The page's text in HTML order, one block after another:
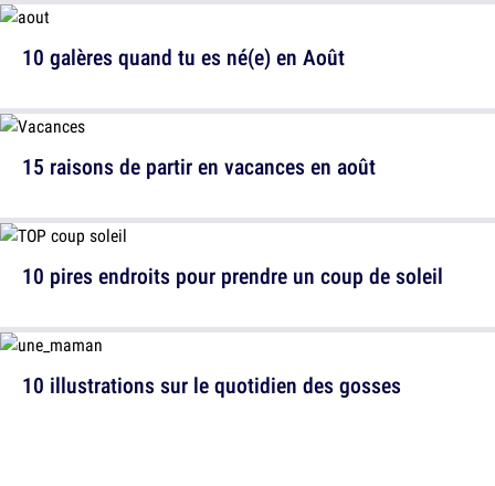
10 galères quand tu es né(e) en Août
10 pires endroits pour prendre un coup de soleil
15 raisons de partir en vacances en août
10 illustrations sur le quotidien des gosses